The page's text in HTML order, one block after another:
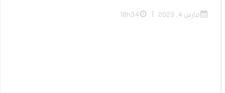
مارس 4, 2023 18h34